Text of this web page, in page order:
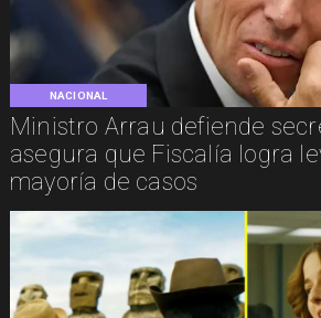
NACIONAL
Ministro Arrau defiende
asegura que Fiscalía logra
mayoría de casos